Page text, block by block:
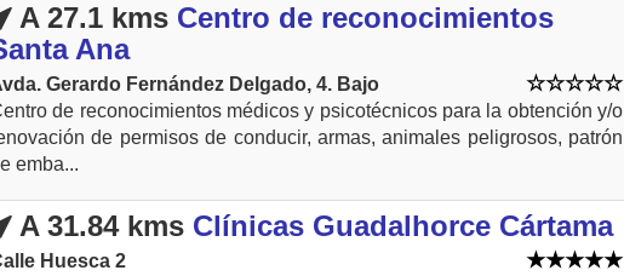
A 27.1 kms Centro de reconocimientos
Ana
Gerardo Fernández Delgado, 4. Bajo
de reconocimientos médicos y psicotécnicos para la obtención y/o
de permisos de conducir, armas, animales peligrosos, patrón
emba...
A 31.84 kms Clínicas Guadalhorce Cártama
Huesca 2